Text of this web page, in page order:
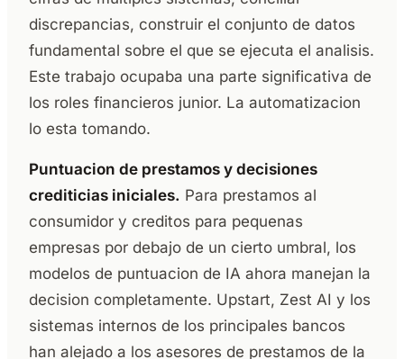
discrepancias, construir el conjunto de datos
fundamental sobre el que se ejecuta el analisis.
Este trabajo ocupaba una parte significativa de
los roles financieros junior. La automatizacion
lo esta tomando.
Puntuacion de prestamos y decisiones
crediticias iniciales. Para prestamos al
consumidor y creditos para pequenas
empresas por debajo de un cierto umbral, los
modelos de puntuacion de IA ahora manejan la
decision completamente. Upstart, Zest AI y los
sistemas internos de los principales bancos
han alejado a los asesores de prestamos de la